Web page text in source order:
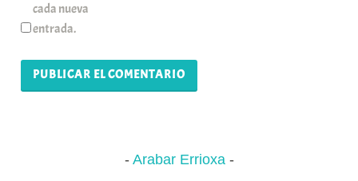
cada nueva
entrada.
Arabar Errioxa